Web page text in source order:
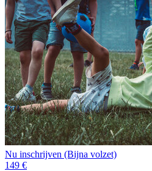
Nu inschrijven (Bijna volzet)
149 €